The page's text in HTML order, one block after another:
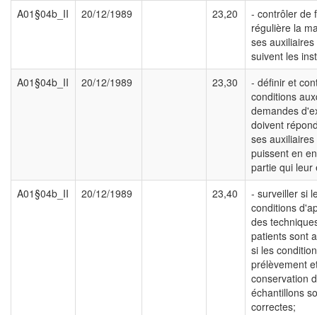
A01§04b_II 20/12/1989 23,20
- contrôler de
régulière la
ses
suivent les
A01§04b_II
20/12/1989 23,30
- définir et
conditions
demandes
doivent
ses
puissent en
partie qui leur
A01§04b_II
20/12/1989 23,40
- surveiller si
conditions
des
patients sont
si les
prélèvement
conservation
échantillons
correctes;